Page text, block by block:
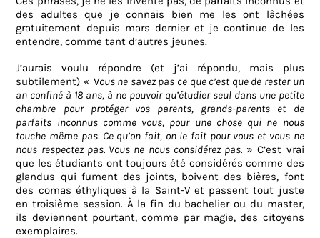
des adultes que je connais bien me les ont lâchées
gratuitement depuis mars dernier et je continue de les
entendre, comme tant d’autres jeunes.
J’aurais voulu répondre (et j’ai répondu, mais plus
subtilement) « Vous ne savez pas ce que c’est que de rester un
an confiné à 18 ans, à ne pouvoir qu’étudier seul dans une petite
chambre pour protéger vos parents, grands-parents et de
parfaits inconnus comme vous, pour une chose qui ne nous
touche même pas. Ce qu’on fait, on le fait pour vous et vous ne
nous respectez pas. Vous ne nous considérez pas.» C’est vrai
que les étudiants ont toujours été considérés comme des
glandus qui fument des joints, boivent des bières, font
des comas éthyliques à la Saint-V et passent tout juste
en troisième session. À la fin du bachelier ou du master,
ils deviennent pourtant, comme par magie, des citoyens
exemplaires.